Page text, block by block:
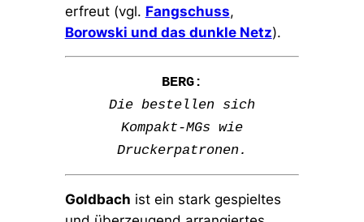
erfreut (vgl. Fangschuss,
Borowski und das dunkle Netz).
BERG:
Die bestellen sich
Kompakt-MGs wie
Druckerpatronen.
Goldbach ist ein stark gespieltes